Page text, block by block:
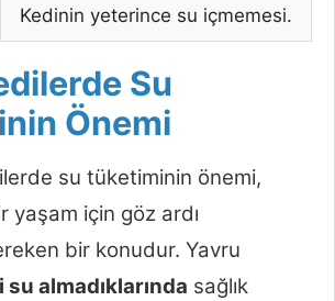
Kedinin yeterince su içmemesi.
Su
Önemi
su tüketiminin önemi,
yaşam için göz ardı
bir konudur. Yavru
almadıklarında sağlık